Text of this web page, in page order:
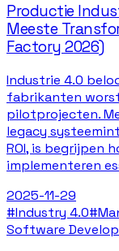
Productie
Meeste
Factory 2026)
Industrie 4.0
fabrikanten
pilotprojecten.
legacy
ROI, is begrijpen
implementeren
2025-11-29
#Industry 4.0#
Software